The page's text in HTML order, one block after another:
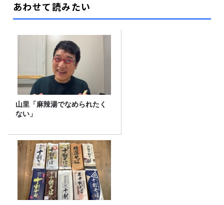
あわせて読みたい
山里「麻辣湯でなめられたく
ない」